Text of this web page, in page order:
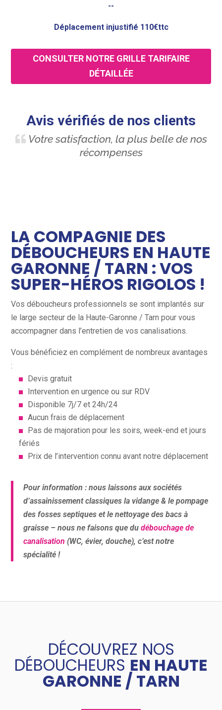
--
Déplacement injustifié 110€ttc
CONSULTER NOTRE GRILLE TARIFAIRE
DÉTAILLÉE
Avis vérifiés de nos clients
Votre satisfaction, la plus belle de nos
récompenses
LA COMPAGNIE DES
DÉBOUCHEURS EN HAUTE
GARONNE / TARN : VOS
SUPER-HÉROS RIGOLOS !
Vos déboucheurs professionnels se sont implantés sur
le large secteur de la Haute-Garonne / Tarn pour vous
accompagner dans l’entretien de vos canalisations.
Vous bénéficiez en complément de nombreux avantages
:
Devis gratuit
Intervention en urgence ou sur RDV
Disponible 7j/7 et 24h/24
Aucun frais de déplacement
Pas de majoration pour les soirs, week-end et jours
fériés
Prix de l’intervention connu avant notre déplacement
Pour information : nous laissons aux sociétés
d’assainissement classiques la vidange & le pompage
des fosses septiques et le nettoyage des bacs à
graisse – nous ne faisons que dudébouchage de
canalisation (WC, évier, douche), c’est notre
spécialité !
DÉCOUVREZ NOS
DÉBOUCHEURS EN HAUTE
GARONNE / TARN